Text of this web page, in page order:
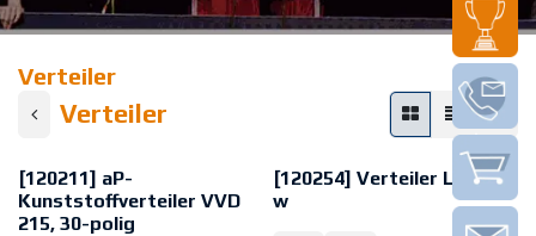
Verteiler
Verteiler
[120211] aP-
Kunststoffverteiler VVD
215, 30-polig
[120254] Verteiler LSA 64
w